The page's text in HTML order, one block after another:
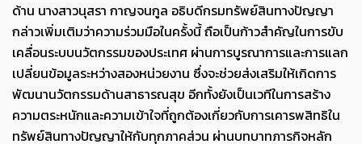
ด้าน นางสาวนุสรา กาญจนกูล อธิบดีกรมทรัพย์สินทางปัญญา
กล่าวเพิ่มเติมว่าความร่วมมือในครั้งนี้ ถือเป็นก้าวสำคัญในการขับ
เคลื่อนระบบนวัตกรรมของประเทศ ผ่านการบูรณาการและการแลก
เปลี่ยนข้อมูลระหว่างสองหน่วยงาน ซึ่งจะช่วยส่งเสริมให้เกิดการ
พัฒนานวัตกรรมด้านสาธารณสุข อีกทั้งยังเป็นเวทีในการสร้าง
ความตระหนักและความเข้าใจที่ถูกต้องเกี่ยวกับการเคารพสิทธิใน
ทรัพย์สินทางปัญญาให้กับทุกภาคส่วน ผ่านบทบาทภารกิจหลัก